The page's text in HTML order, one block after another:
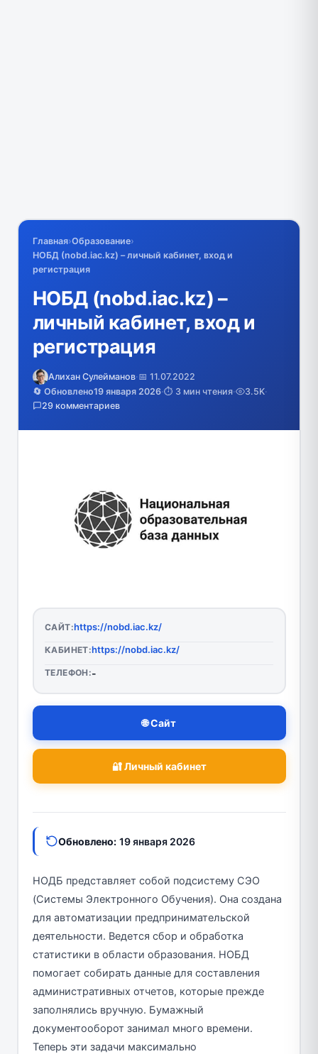
Главная›Образование›
НОБД (nobd.iac.kz) – личный кабинет, вход и
регистрация
НОБД (nobd.iac.kz) –
личный кабинет, вход и
регистрация
Алихан Сулейманов·📅 11.07.2022
🔄 Обновлено19 января 2026·⏱️ 3 мин чтения· 3.5K·
29 комментариев
САЙТ:https://nobd.iac.kz/
КАБИНЕТ:https://nobd.iac.kz/
ТЕЛЕФОН:-
🌐 Сайт
🔐 Личный кабинет
Обновлено: 19 января 2026
НОДБ представляет собой подсистему СЭО
(Системы Электронного Обучения). Она создана
для автоматизации предпринимательской
деятельности. Ведется сбор и обработка
статистики в области образования. НОБД
помогает собирать данные для составления
административных отчетов, которые прежде
заполнялись вручную. Бумажный
документооборот занимал много времени.
Теперь эти задачи максимально